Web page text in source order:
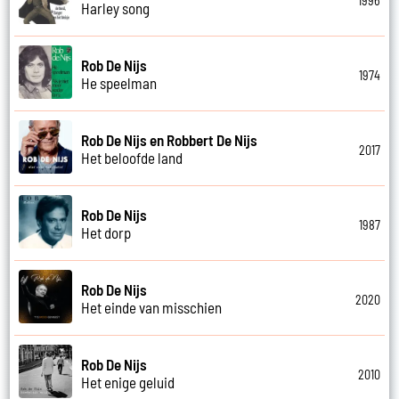
Harley song
Rob De Nijs
He speelman
1974
Rob De Nijs en Robbert De Nijs
Het beloofde land
2017
Rob De Nijs
Het dorp
1987
Rob De Nijs
Het einde van misschien
2020
Rob De Nijs
Het enige geluid
2010